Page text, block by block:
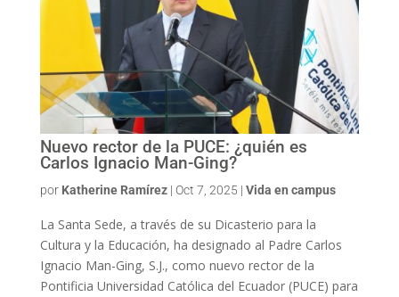
Nuevo rector de la PUCE: ¿quién es
Carlos Ignacio Man-Ging?
por Katherine Ramírez| Oct 7, 2025 | Vida en campus
La Santa Sede, a través de su Dicasterio para la
Cultura y la Educación, ha designado al Padre Carlos
Ignacio Man-Ging, S.J., como nuevo rector de la
Pontificia Universidad Católica del Ecuador (PUCE) para